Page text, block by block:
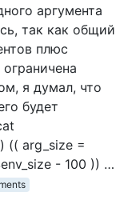
аргумента
так как общий
плюс
я думал, что
будет
(( arg_size =
- 100 )) …